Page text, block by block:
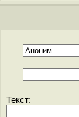
Текст: